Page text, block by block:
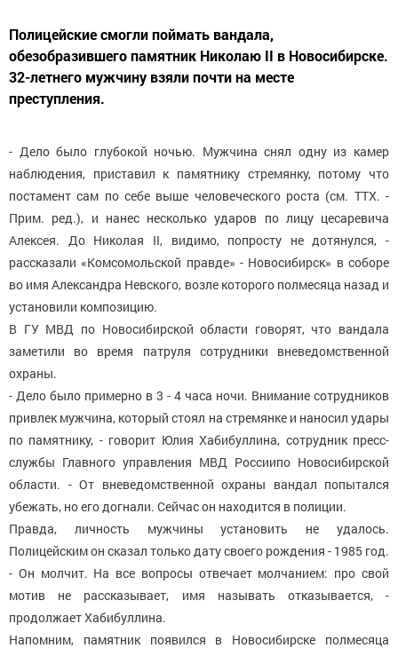
Полицейские смогли поймать вандала,
обезобразившего памятник Николаю II в Новосибирске.
32-летнего мужчину взяли почти на месте
преступления.
- Дело было глубокой ночью. Мужчина снял одну из камер
наблюдения, приставил к памятнику стремянку, потому что
постамент сам по себе выше человеческого роста (см. ТТХ. -
Прим. ред.), и нанес несколько ударов по лицу цесаревича
Алексея. До Николая II, видимо, попросту не дотянулся, -
рассказали «Комсомольской правде» - Новосибирск» в соборе
во имя Александра Невского, возле которого полмесяца назад и
установили композицию.
В ГУ МВД по Новосибирской области говорят, что вандала
заметили во время патруля сотрудники вневедомственной
охраны.
- Дело было примерно в 3 - 4 часа ночи. Внимание сотрудников
привлек мужчина, который стоял на стремянке и наносил удары
по памятнику, - говорит Юлия Хабибуллина, сотрудник пресс-
службы Главного управления МВД Россиипо Новосибирской
области. - От вневедомственной охраны вандал попытался
убежать, но его догнали. Сейчас он находится в полиции.
Правда, личность мужчины установить не удалось.
Полицейским он сказал только дату своего рождения - 1985 год.
- Он молчит. На все вопросы отвечает молчанием: про свой
мотив не рассказывает, имя называть отказывается, -
продолжает Хабибуллина.
Напомним, памятник появился в Новосибирске полмесяца